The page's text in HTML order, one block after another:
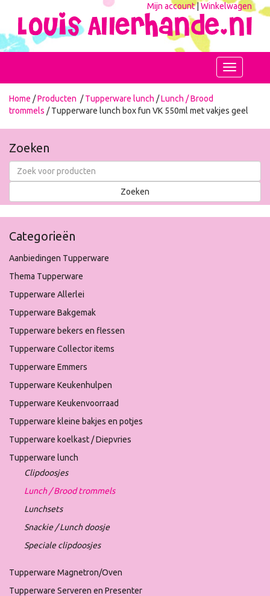
Mijn account|Winkelwagen
Toggle
navigation
Home /Producten /Tupperware lunch /Lunch / Brood
trommels / Tupperware lunch box fun VK 550ml met vakjes geel
Zoeken
Categorieën
Aanbiedingen Tupperware
Thema Tupperware
Tupperware Allerlei
Tupperware Bakgemak
Tupperware bekers en flessen
Tupperware Collector items
Tupperware Emmers
Tupperware Keukenhulpen
Tupperware Keukenvoorraad
Tupperware kleine bakjes en potjes
Tupperware koelkast / Diepvries
Tupperware lunch
Clipdoosjes
Lunch / Brood trommels
Lunchsets
Snackie / Lunch doosje
Speciale clipdoosjes
Tupperware Magnetron/Oven
Tupperware Serveren en Presenter